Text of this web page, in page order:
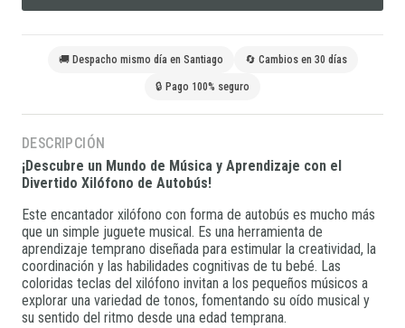
🚚 Despacho mismo día en Santiago 🔄 Cambios en 30 días
🔒 Pago 100% seguro
DESCRIPCIÓN
¡Descubre un Mundo de Música y Aprendizaje con el
Divertido Xilófono de Autobús!
Este encantador xilófono con forma de autobús es mucho más
que un simple juguete musical. Es una herramienta de
aprendizaje temprano diseñada para estimular la creatividad, la
coordinación y las habilidades cognitivas de tu bebé. Las
coloridas teclas del xilófono invitan a los pequeños músicos a
explorar una variedad de tonos, fomentando su oído musical y
su sentido del ritmo desde una edad temprana.